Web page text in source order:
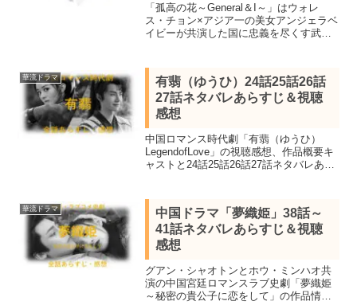
「孤高の花～General＆I～」はウォレ
ス・チョン×アジア一の美女アンジェラベ
イビーが共演した国に忠義を尽くす武将
話をネタバレ感想で詳しく紹介します。
華流ドラマ
有翡（ゆうひ）24話25話26話
27話ネタバレあらすじ＆視聴
感想
中国ロマンス時代劇「有翡（ゆうひ）
LegendofLove」の視聴感想、作品概要キ
ャストと24話25話26話27話ネタバレあら
2020年時代劇ドラマランキング一位を獲
得。
華流ドラマ
中国ドラマ「夢織姫」38話～
41話ネタバレあらすじ＆視聴
感想
グアン・シャオトンとホウ・ミンハオ共
演の中国宮廷ロマンスラブ史劇「夢織姫
～秘密の貴公子に恋をして」の作品情報